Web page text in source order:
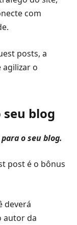
com
posts, a
o
blog
o seu blog.
post é o bônus
deverá
autor da